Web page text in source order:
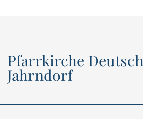
Pfarrkirche Deutsch
Jahrndorf